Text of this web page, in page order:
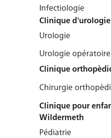
Infectiologie
Clinique d'urologie
Urologie
Urologie opératoire
Clinique
Chirurgie
Clinique pour
Wildermeth
Pédiatrie